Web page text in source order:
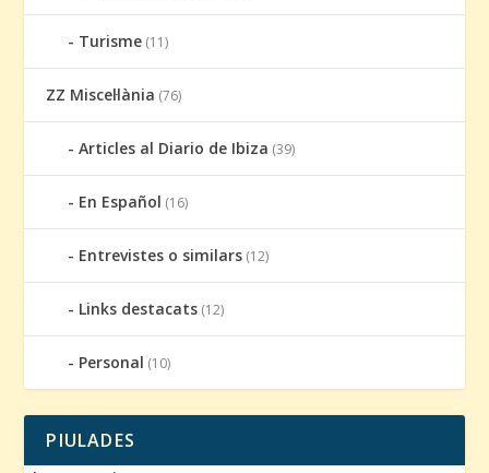
Turisme (11)
ZZ Miscel·lània (76)
Articles al Diario de Ibiza (39)
En Español (16)
Entrevistes o similars (12)
Links destacats (12)
Personal (10)
PIULADES